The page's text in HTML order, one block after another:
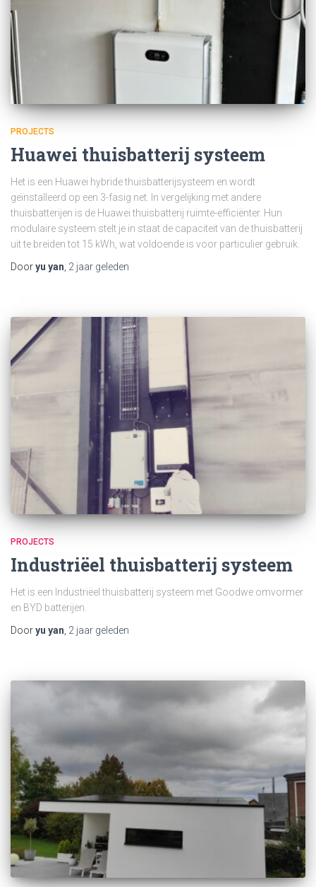
PROJECTS
Huawei thuisbatterij systeem
Het is een Huawei hybride thuisbatterijsysteem en wordt
geïnstalleerd op een 3-fasig net. In vergelijking met andere
thuisbatterijen is de Huawei thuisbatterij ruimte-efficiënter. Hun
modulaire systeem stelt je in staat de capaciteit van de thuisbatterij
uit te breiden tot 15 kWh, wat voldoende is voor particulier gebruik.
Dooryu yan, 2 jaar geleden
PROJECTS
Industriëel thuisbatterij systeem
Het is een Industriëel thuisbatterij systeem met Goodwe omvormer
en BYD batterijen.
Dooryu yan 2 jaar geleden